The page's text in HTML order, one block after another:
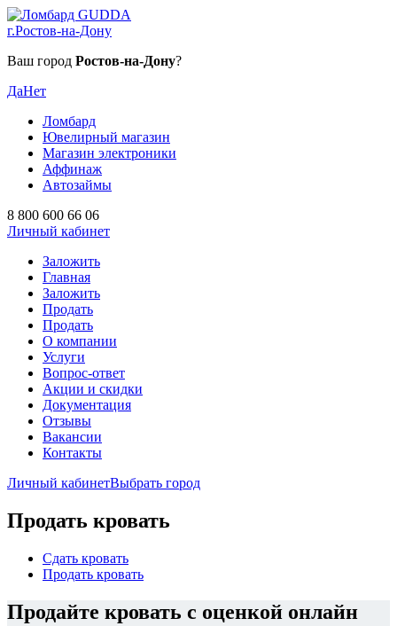
г.Ростов-на-Дону
Ваш город Ростов-на-Дону?
ДаНет
Ломбард
Ювелирный магазин
Магазин электроники
Аффинаж
Автозаймы
8 800 600 66 06
Личный кабинет
Заложить
Главная
Заложить
Продать
Продать
О компании
Услуги
Вопрос-ответ
Акции и скидки
Документация
Отзывы
Вакансии
Контакты
Личный кабинетВыбрать город
Продать кровать
Сдать кровать
Продать кровать
Продайте кровать с оценкой онлайн